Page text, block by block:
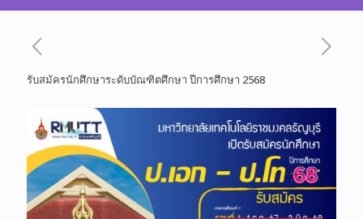
รับสมัครนักศึกษาระดับบัณฑิตศึกษา ปีการศึกษา 2568